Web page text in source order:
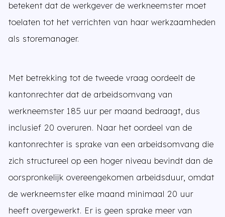
betekent dat de werkgever de werkneemster moet
toelaten tot het verrichten van haar werkzaamheden
als storemanager.
Met betrekking tot de tweede vraag oordeelt de
kantonrechter dat de arbeidsomvang van
werkneemster 185 uur per maand bedraagt, dus
inclusief 20 overuren. Naar het oordeel van de
kantonrechter is sprake van een arbeidsomvang die
zich structureel op een hoger niveau bevindt dan de
oorspronkelijk overeengekomen arbeidsduur, omdat
de werkneemster elke maand minimaal 20 uur
heeft overgewerkt. Er is geen sprake meer van